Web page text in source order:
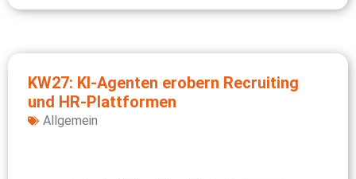
KW27: KI-Agenten erobern Recruiting
und HR-Plattformen
Allgemein